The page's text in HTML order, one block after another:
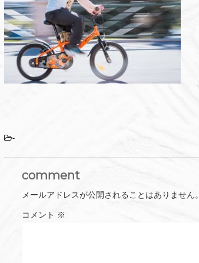
-
comment
メールアドレスが公開されることはありません。
コメント ※